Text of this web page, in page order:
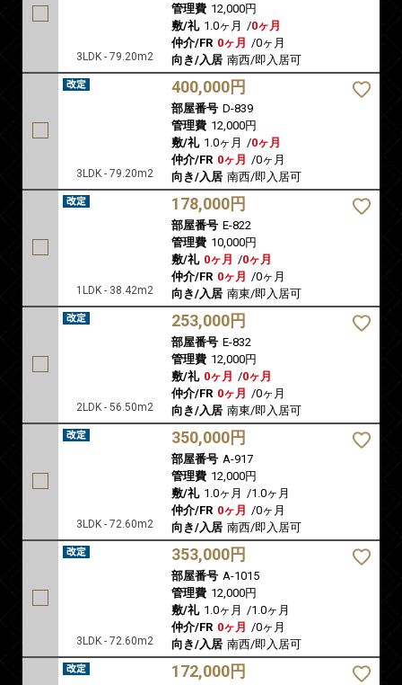
3LDK - 79.20m2
管理費 12,000円
敷/礼 1.0ヶ月 /0ヶ月
仲介/FR 0ヶ月 /0ヶ月
向き/入居 南西/即入居可
3LDK - 79.20m2
400,000円
部屋番号 D-839
管理費 12,000円
敷/礼 1.0ヶ月 /0ヶ月
仲介/FR 0ヶ月 /0ヶ月
向き/入居 南西/即入居可
1LDK - 38.42m2
178,000円
部屋番号 E-822
管理費 10,000円
敷/礼 0ヶ月 /0ヶ月
仲介/FR 0ヶ月 /0ヶ月
向き/入居 南東/即入居可
2LDK - 56.50m2
253,000円
部屋番号 E-832
管理費 12,000円
敷/礼 0ヶ月 /0ヶ月
仲介/FR 0ヶ月 /0ヶ月
向き/入居 南東/即入居可
3LDK - 72.60m2
350,000円
部屋番号 A-917
管理費 12,000円
敷/礼 1.0ヶ月 /1.0ヶ月
仲介/FR 0ヶ月 /0ヶ月
向き/入居 南西/即入居可
3LDK - 72.60m2
353,000円
部屋番号 A-1015
管理費 12,000円
敷/礼 1.0ヶ月 /1.0ヶ月
仲介/FR 0ヶ月 /0ヶ月
向き/入居 南西/即入居可
172,000円